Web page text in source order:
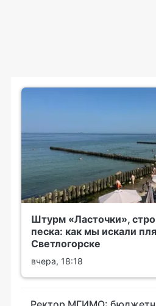
Штурм «Ласточки»,
песка: как мы искали
Светлогорске
вчера, 18:18